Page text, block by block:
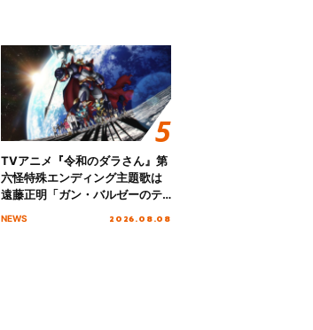
TVアニメ『令和のダラさん』第
六怪特殊エンディング主題歌は
遠藤正明「ガン・バルゼーのテ
NEWS 2026.08.08